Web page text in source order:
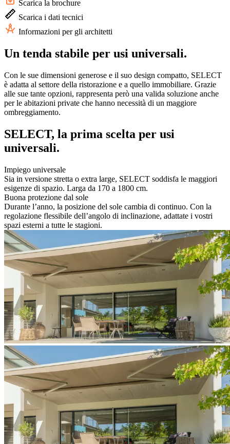
Scarica la brochure
Scarica i dati tecnici
Informazioni per gli architetti
Un tenda stabile per usi universali.
Con le sue dimensioni generose e il suo design compatto, SELECT
è adatta al settore della ristorazione e a quello immobiliare. Grazie
alle sue tante opzioni, rappresenta però una valida soluzione anche
per le abitazioni private che hanno necessità di un maggiore
ombreggiamento.
SELECT, la prima scelta per usi
universali.
Impiego universale
Sia in versione stretta o extra large, SELECT soddisfa le maggiori
esigenze di spazio. Larga da 170 a 1800 cm.
Buona protezione dal sole
Durante l’anno, la posizione del sole cambia di continuo. Con la
regolazione flessibile dell’angolo di inclinazione, adattate i vostri
spazi esterni a tutte le stagioni.